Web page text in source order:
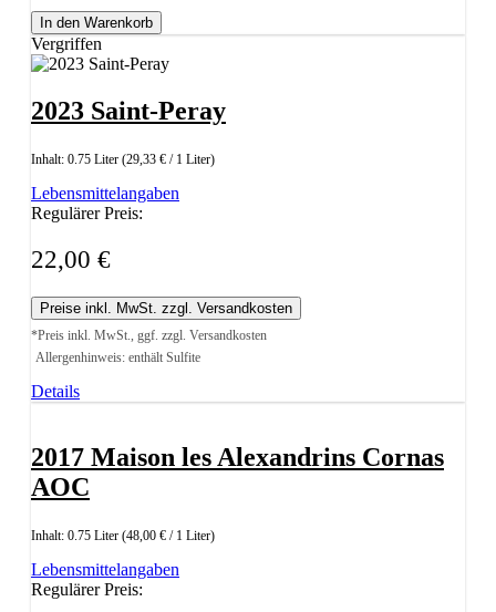
In den Warenkorb
Vergriffen
2023 Saint-Peray
Inhalt: 0.75 Liter (29,33 € / 1 Liter)
Lebensmittelangaben
Regulärer Preis:
22,00 €
Preise inkl. MwSt. zzgl. Versandkosten
*Preis inkl. MwSt., ggf. zzgl. Versandkosten
Allergenhinweis: enthält Sulfite
Details
2017 Maison les Alexandrins Cornas
AOC
Inhalt: 0.75 Liter (48,00 € / 1 Liter)
Lebensmittelangaben
Regulärer Preis: